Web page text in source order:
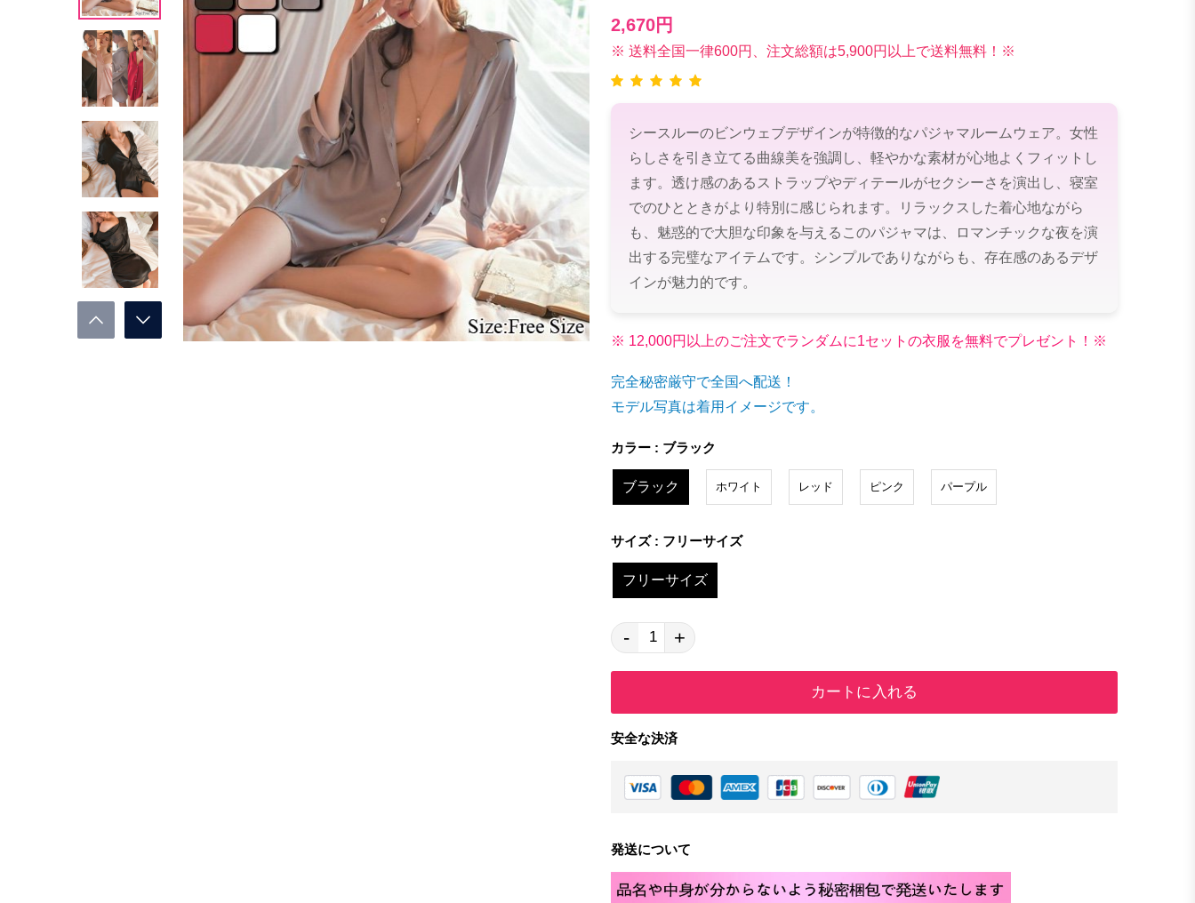
2,670円
※ 送料全国一律600円、注文総額は5,900円以上で送料無料！※
シースルーのビンウェブデザインが特徴的なパジャマルームウェア。女性
らしさを引き立てる曲線美を強調し、軽やかな素材が心地よくフィットし
ます。透け感のあるストラップやディテールがセクシーさを演出し、寝室
でのひとときがより特別に感じられます。リラックスした着心地ながら
も、魅惑的で大胆な印象を与えるこのパジャマは、ロマンチックな夜を演
出する完璧なアイテムです。シンプルでありながらも、存在感のあるデザ
インが魅力的です。
※ 12,000円以上のご注文でランダムに1セットの衣服を無料でプレゼント！※
完全秘密厳守で全国へ配送！
モデル写真は着用イメージです。
カラー : ブラック
ブラック ホワイト レッド ピンク パープル
サイズ : フリーサイズ
フリーサイズ
- +
カートに入れる
安全な決済
発送について